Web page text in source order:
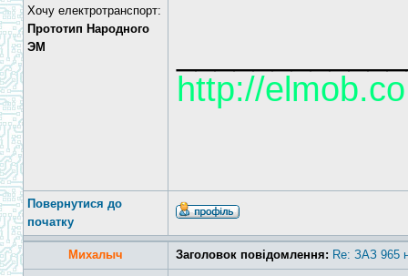
Хочу електротранспорт:
Прототип Народного
ЭМ
http://elmob.co
Повернутися до
початку
Михалыч Заголовок повідомлення: Re: ЗАЗ 965